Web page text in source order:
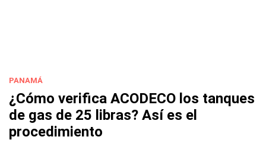
PANAMÁ
¿Cómo verifica ACODECO los tanques
de gas de 25 libras? Así es el
procedimiento